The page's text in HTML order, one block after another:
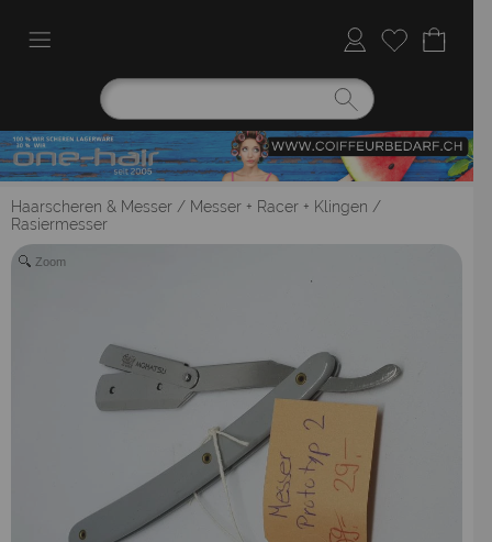
Haarscheren & Messer / Messer + Racer + Klingen /
Rasiermesser
Zoom